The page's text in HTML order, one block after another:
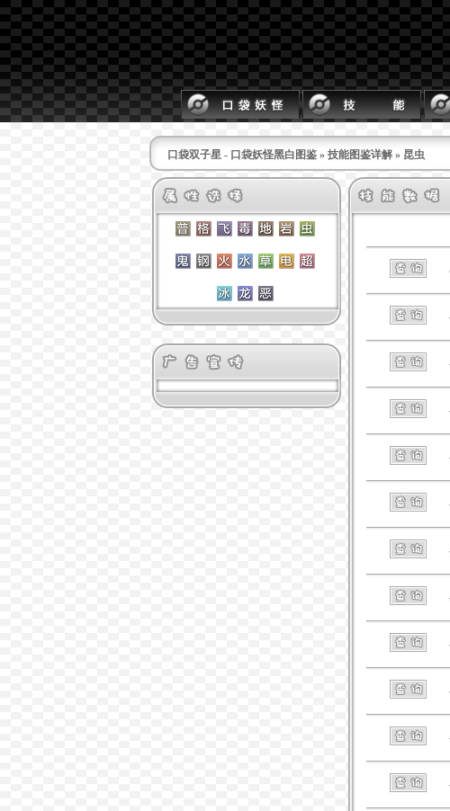
口袋双子星 - 口袋妖怪黑白图鉴 » 技能图鉴详解 » 昆虫